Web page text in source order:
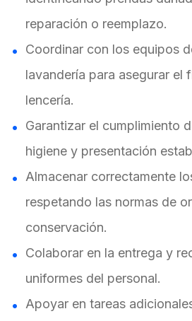
reparación o reemplazo.
Coordinar con los equipos
lavandería para asegurar el
lencería.
Garantizar el cumplimiento
higiene y presentación
Almacenar correctamente
respetando las normas de
conservación.
Colaborar en la entrega y
uniformes del personal.
Apoyar en tareas